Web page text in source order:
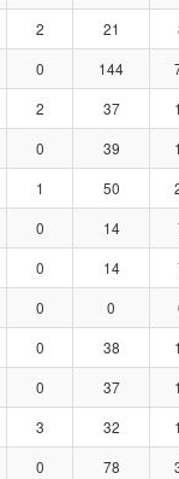
2 21
0 144
2 37
0 39
1 50
0 14
0 14
0 0
0 38
0 37
3 32
0 78